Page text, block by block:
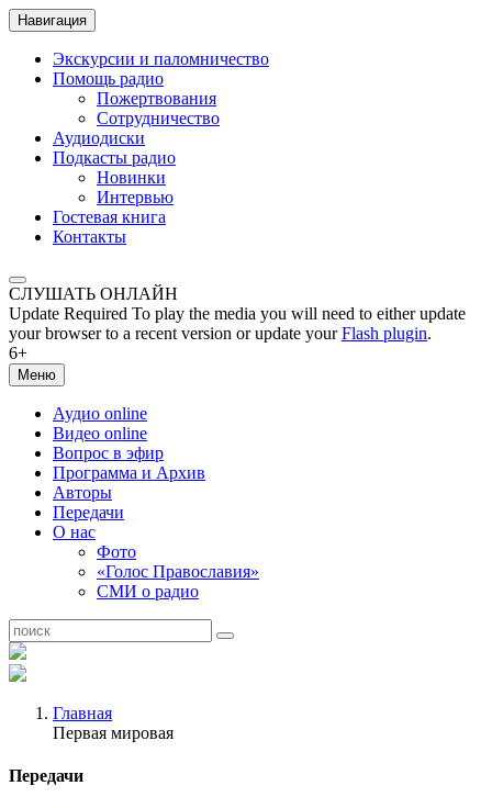
Навигация
Экскурсии и паломничество
Помощь радио
Пожертвования
Сотрудничество
Аудиодиски
Подкасты радио
Новинки
Интервью
Гостевая книга
Контакты
СЛУШАТЬ ОНЛАЙН
Update Required To play the media you will need to either update
your browser to a recent version or update yourFlash plugin.
6+
Меню
Аудио online
Видео online
Вопрос в эфир
Программа и Архив
Авторы
Передачи
О нас
Фото
«Голос Православия»
СМИ о радио
Главная
Первая мировая
Передачи